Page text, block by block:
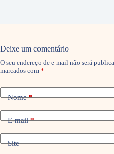
Deixe um comentário
O seu endereço de e-mail não será
marcados com *
Nome*
E-mail*
Site